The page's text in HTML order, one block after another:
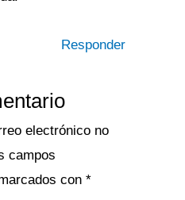
Responder
electrónico no
campos
con *